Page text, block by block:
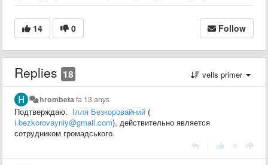
14 0 Follow
Replies 18 vells primer
hrombeta fa 13 anys
Подтверждаю. Ілля Безкоровайний (
i.bezkorovayniy@gmail.com), действительно является
сотрудником громадського.